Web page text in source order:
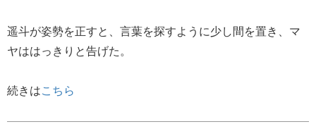
遥斗が姿勢を正すと、言葉を探すように少し間を置き、マ
ヤははっきりと告げた。
続きはこちら